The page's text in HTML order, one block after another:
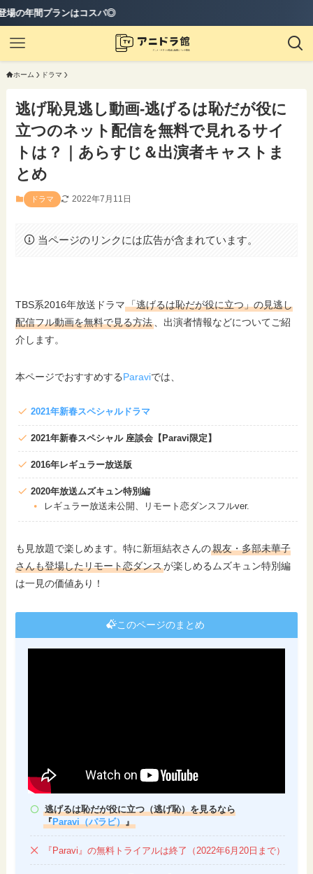
スパ◎
ホーム ドラマ
逃げ恥見逃し動画-逃げるは恥だが役に
立つのネット配信を無料で見れるサイ
トは？｜あらすじ＆出演者キャストま
とめ
ドラマ 2022年7月11日
当ページのリンクには広告が含まれています。
TBS系2016年放送ドラマ「逃げるは恥だが役に立つ」の見逃し
配信フル動画を無料で見る方法
、出演者情報などについてご紹
介します。
本ページでおすすめするParaviでは、
2021年新春スペシャルドラマ
2021年新春スペシャル 座談会【Paravi限定】
2016年レギュラー放送版
2020年放送ムズキュン特別編
レギュラー放送未公開、リモート恋ダンスフルver.
も見放題で楽しめます。特に新垣結衣さんの親友・多部未華子
さんも登場したリモート恋ダンスが楽しめるムズキュン特別編
は一見の価値あり！
このページのまとめ
逃げるは恥だが役に立つ（逃げ恥）を見るなら
『Paravi（パラビ）』
『Paravi』の無料トライアルは終了（2022年6月20日まで）